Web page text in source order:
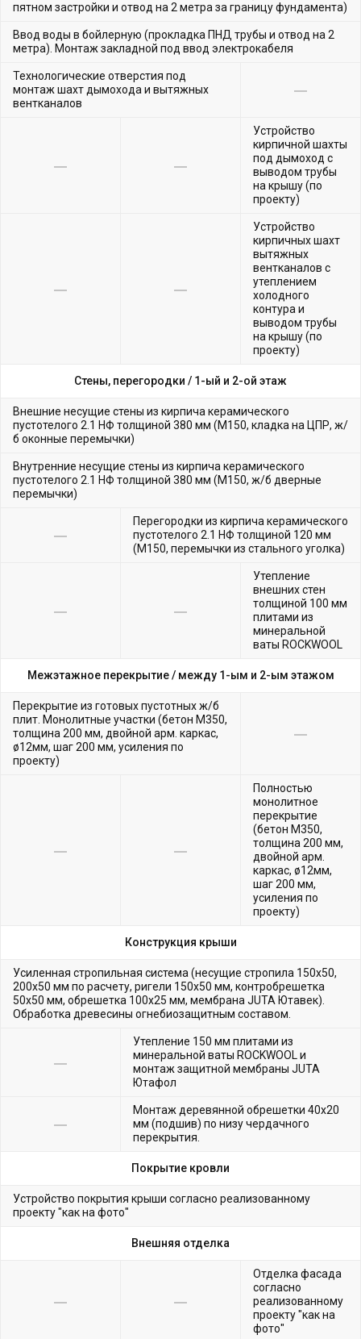
пятном застройки и отвод на 2 метра за границу фундамента)
Ввод воды в бойлерную (прокладка ПНД трубы и отвод на 2
метра). Монтаж закладной под ввод электрокабеля
Технологические отверстия под
монтаж шахт дымохода и вытяжных
вентканалов
Устройство
кирпичной шахты
под дымоход с
выводом трубы
на крышу (по
проекту)
Устройство
кирпичных шахт
вытяжных
вентканалов с
утеплением
холодного
контура и
выводом трубы
на крышу (по
проекту)
Стены, перегородки / 1-ый и 2-ой этаж
Внешние несущие стены из кирпича керамического
пустотелого 2.1 НФ толщиной 380 мм (М150, кладка на ЦПР, ж/
б оконные перемычки)
Внутренние несущие стены из кирпича керамического
пустотелого 2.1 НФ толщиной 380 мм (М150, ж/б дверные
перемычки)
Перегородки из кирпича керамического
пустотелого 2.1 НФ толщиной 120 мм
(М150, перемычки из стального уголка)
Утепление
внешних стен
толщиной 100 мм
плитами из
минеральной
ваты ROCKWOOL
Межэтажное перекрытие / между 1-ым и 2-ым этажом
Перекрытие из готовых пустотных ж/б
плит. Монолитные участки (бетон М350,
толщина 200 мм, двойной арм. каркас,
ø12мм, шаг 200 мм, усиления по
проекту)
Полностью
монолитное
перекрытие
(бетон М350,
толщина 200 мм,
двойной арм.
каркас, ø12мм,
шаг 200 мм,
усиления по
проекту)
Конструкция крыши
Усиленная стропильная система (несущие стропила 150х50,
200х50 мм по расчету, ригели 150х50 мм, контробрешетка
50х50 мм, обрешетка 100х25 мм, мембрана JUTA Ютавек).
Обработка древесины огнебиозащитным составом.
Утепление 150 мм плитами из
минеральной ваты ROCKWOOL и
монтаж защитной мембраны JUTA
Ютафол
Монтаж деревянной обрешетки 40х20
мм (подшив) по низу чердачного
перекрытия.
Покрытие кровли
Устройство покрытия крыши согласно реализованному
проекту "как на фото"
Внешняя отделка
Отделка фасада
согласно
реализованному
проекту "как на
фото"